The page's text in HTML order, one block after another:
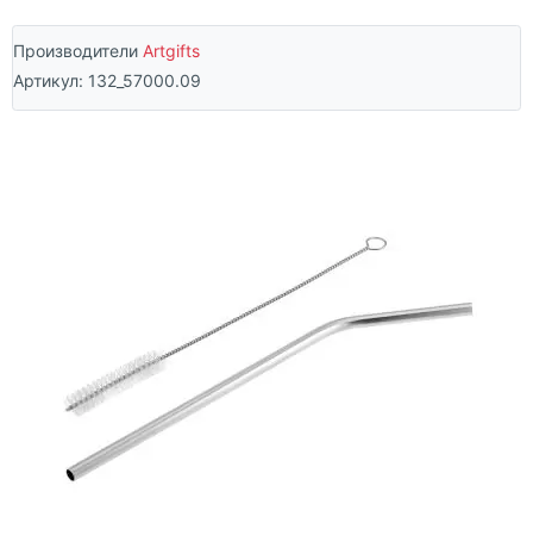
Производители Artgifts
Артикул: 132_57000.09